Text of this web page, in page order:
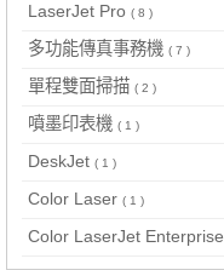
LaserJet Pro ( 8 )
多功能傳真事務機 ( 7 )
單程雙面掃描 ( 2 )
噴墨印表機 ( 1 )
DeskJet ( 1 )
Color Laser ( 1 )
Color LaserJet Enterprise